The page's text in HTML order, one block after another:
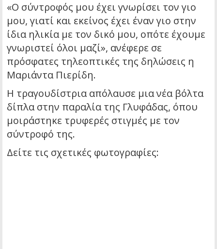
«Ο σύντροφός μου έχει γνωρίσει τον γιο
μου, γιατί και εκείνος έχει έναν γιο στην
ίδια ηλικία με τον δικό μου, οπότε έχουμε
γνωριστεί όλοι μαζί», ανέφερε σε
πρόσφατες τηλεοπτικές της δηλώσεις η
Μαριάντα Πιερίδη.
Η τραγουδίστρια απόλαυσε μια νέα βόλτα
δίπλα στην παραλία της Γλυφάδας, όπου
μοιράστηκε τρυφερές στιγμές με τον
σύντροφό της.
Δείτε τις σχετικές φωτογραφίες: